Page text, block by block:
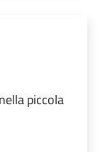
piccola